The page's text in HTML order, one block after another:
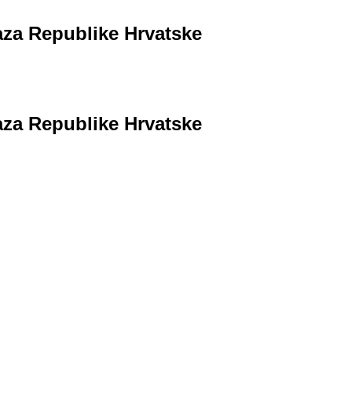
Republike Hrvatske
Republike Hrvatske